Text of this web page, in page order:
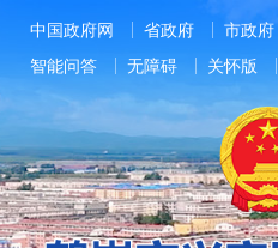
中国政府网 省政府
市政府
智能问答
无障碍 关怀版